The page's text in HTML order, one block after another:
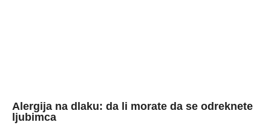
Alergija na dlaku: da li morate da se odreknete
ljubimca